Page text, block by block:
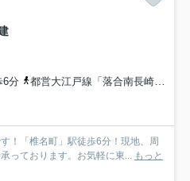
6分
都営大江戸線「落合南長崎」駅 徒歩12分
！「椎名町」駅徒歩6分！現地、周
っております。お気軽に東... もっと